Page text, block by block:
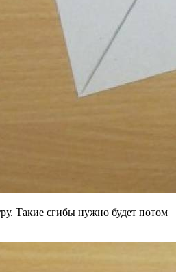
Такие сгибы нужно будет потом